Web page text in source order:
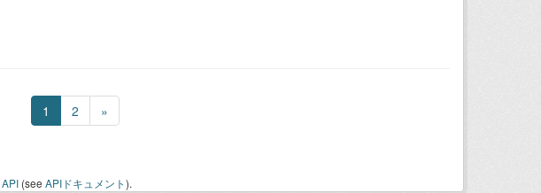
1 2 »
API (see APIドキュメント).